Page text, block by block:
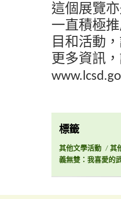
這個展覽
一直積極
目和活動
更多資訊
標籤
其他文學活動 / 其
義無雙：我喜愛的